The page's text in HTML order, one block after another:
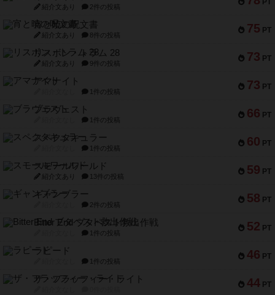
紹介文あり 2件の投稿
75 PT
宵と暁の呪文書
紹介文あり 8件の投稿
73 PT
リスボン・トラム 28
紹介文あり 9件の投稿
73 PT
アマナイト
1件の投稿
66 PT
ブラヴェスト
1件の投稿
60 PT
スペクタキュラー
1件の投稿
59 PT
スモールワールド
紹介文あり 13件の投稿
58 PT
ギャンブラー
2件の投稿
52 PT
Bitter End ブタペスト救出作戦
1件の投稿
46 PT
ラピード
1件の投稿
44 PT
ザ・フラッフィー・ライト